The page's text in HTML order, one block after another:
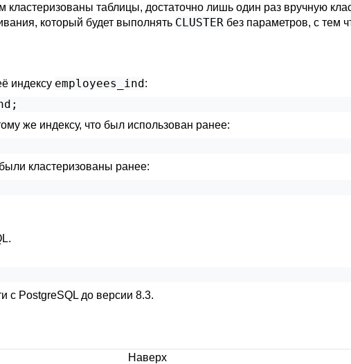
кластеризованы таблицы, достаточно лишь один раз вручную
который будет выполнять CLUSTER без параметров, с тем
индексу employees_ind:
же индексу, что был использован ранее:
кластеризованы ранее:
с PostgreSQL до версии 8.3.
Наверх